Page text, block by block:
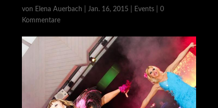
von Elena Auerbach Jan. 16, 2015 Events| 0
Kommentare